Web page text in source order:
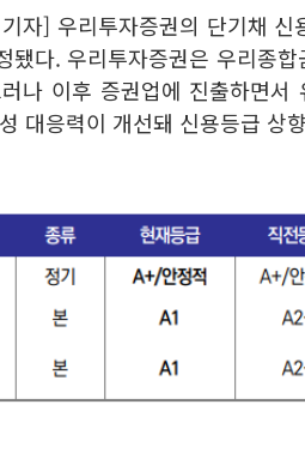
자] 우리투자증권의 단기채
됐다. 우리투자증권은 우리종
나 이후 증권업에 진출하면서
대응력이 개선돼 신용등급 상